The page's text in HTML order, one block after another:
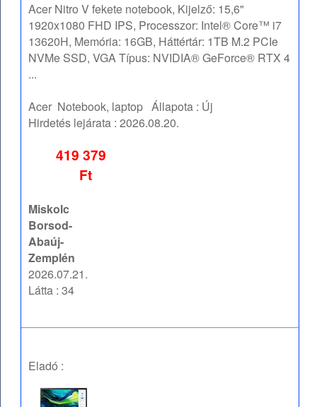
Acer Nitro V fekete notebook, Kijelző: 15,6"
1920x1080 FHD IPS, Processzor: Intel® Core™ i7
13620H, Memória: 16GB, Háttértár: 1TB M.2 PCIe
NVMe SSD, VGA Típus: NVIDIA® GeForce® RTX 4
...
Acer Notebook, laptop Állapota : Új
Hirdetés lejárata :2026.08.20.
419 379
Ft
Miskolc
Borsod-
Abaúj-
Zemplén
2026.07.21.
Látta : 34
Eladó :